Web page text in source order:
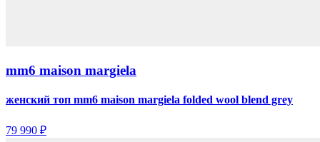
mm6 maison margiela
женский топ mm6 maison margiela folded wool blend grey
79 990 ₽